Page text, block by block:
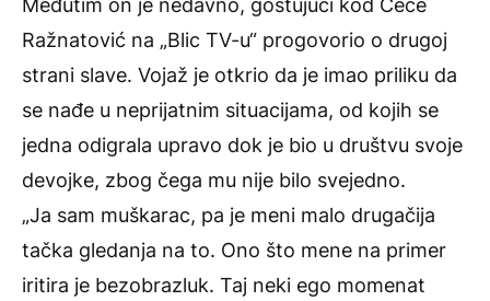
Međutim on je nedavno, gostujući kod Cece
Ražnatović na „Blic TV-u“ progovorio o drugoj
strani slave. Vojaž je otkrio da je imao priliku da
se nađe u neprijatnim situacijama, od kojih se
jedna odigrala upravo dok je bio u društvu svoje
devojke, zbog čega mu nije bilo svejedno.
„Ja sam muškarac, pa je meni malo drugačija
tačka gledanja na to. Ono što mene na primer
iritira je bezobrazluk. Taj neki ego momenat